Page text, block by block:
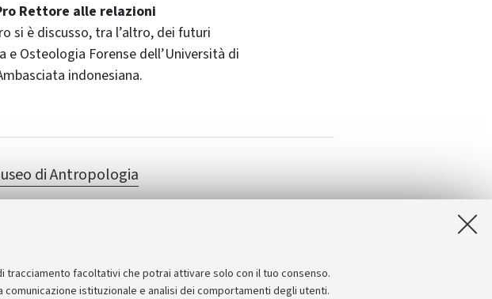
facoltativi che potrai attivare solo con il tuo consenso.
istituzionale e analisi dei comportamenti degli utenti.
Rettore alle relazioni
si è discusso, tra l’altro, dei futuri
Osteologia Forense dell’Università di
indonesiana.
di Antropologia